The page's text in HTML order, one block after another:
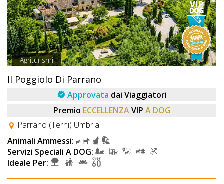
Accedi
Registrati
Agriturismi
Il Poggiolo Di Parrano
Approvata dai Viaggiatori
Premio ECCELLENZA VIP A DOG
Parrano (Terni) Umbria
Animali Ammessi:
Servizi Speciali A DOG:
Ideale Per: